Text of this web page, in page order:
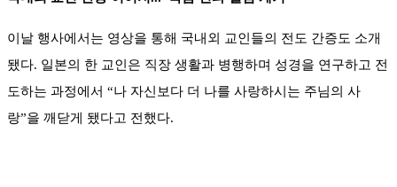
이날 행사에서는 영상을 통해 국내외 교인들의 전도 간증도 소개
됐다. 일본의 한 교인은 직장 생활과 병행하며 성경을 연구하고 전
도하는 과정에서 “나 자신보다 더 나를 사랑하시는 주님의 사
랑”을 깨닫게 됐다고 전했다.